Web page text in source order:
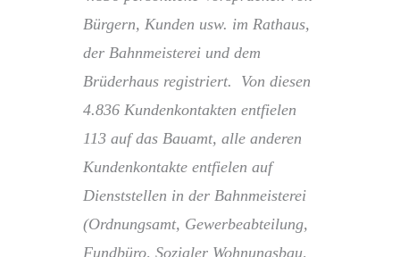
Bürgern, Kunden usw. im Rathaus,
der Bahnmeisterei und dem
Brüderhaus registriert. Von diesen
4.836 Kundenkontakten entfielen
113 auf das Bauamt, alle anderen
Kundenkontakte entfielen auf
Dienststellen in der Bahnmeisterei
(Ordnungsamt, Gewerbeabteilung,
Fundbüro, Sozialer Wohnungsbau,